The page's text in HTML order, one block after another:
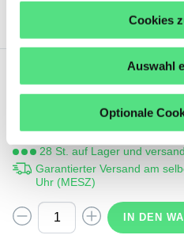
Cookies
Auswahl
Optionale
DIESES PRODUKT
6,
28 St. auf Lager und
Garantierter Versand am
Uhr (MESZ)
IN DEN